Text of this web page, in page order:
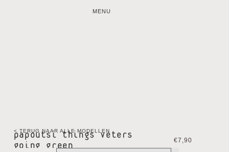
MENU
< TERUG NAAR ALLE MODELLEN
papoutsi things veters
going green
€7,90